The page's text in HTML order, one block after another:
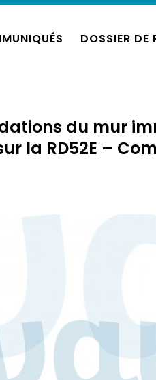
DOSSIER DE
du mur
la RD52E –